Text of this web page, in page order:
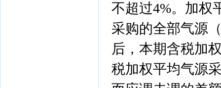
不超过4%。加权
采购的全部气源
后，本期含税加
税加权平均气源